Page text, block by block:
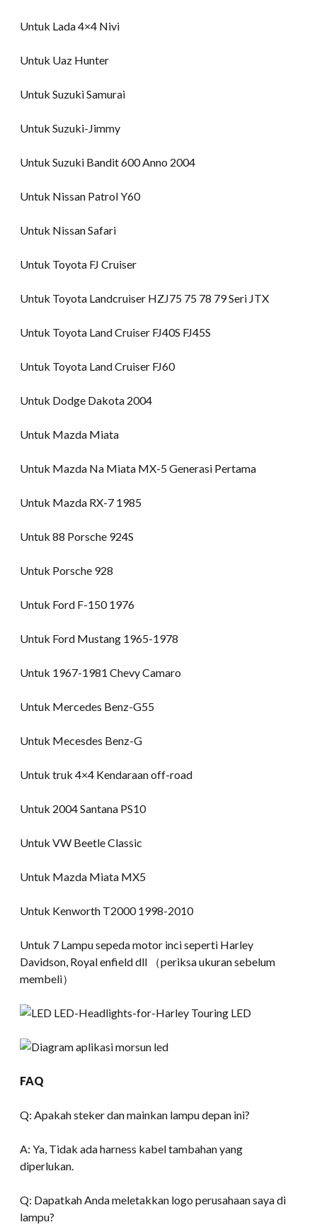
Untuk Lada 4×4 Nivi
Untuk Uaz Hunter
Untuk Suzuki Samurai
Untuk Suzuki-Jimmy
Untuk Suzuki Bandit 600 Anno 2004
Untuk Nissan Patrol Y60
Untuk Nissan Safari
Untuk Toyota FJ Cruiser
Untuk Toyota Landcruiser HZJ75 75 78 79 Seri JTX
Untuk Toyota Land Cruiser FJ40S FJ45S
Untuk Toyota Land Cruiser FJ60
Untuk Dodge Dakota 2004
Untuk Mazda Miata
Untuk Mazda Na Miata MX-5 Generasi Pertama
Untuk Mazda RX-7 1985
Untuk 88 Porsche 924S
Untuk Porsche 928
Untuk Ford F-150 1976
Untuk Ford Mustang 1965-1978
Untuk 1967-1981 Chevy Camaro
Untuk Mercedes Benz-G55
Untuk Mecesdes Benz-G
Untuk truk 4×4 Kendaraan off-road
Untuk 2004 Santana PS10
Untuk VW Beetle Classic
Untuk Mazda Miata MX5
Untuk Kenworth T2000 1998-2010
Untuk 7 Lampu sepeda motor inci seperti Harley
Davidson, Royal enfield dll （periksa ukuran sebelum
membeli）
FAQ
Q: Apakah steker dan mainkan lampu depan ini?
A: Ya, Tidak ada harness kabel tambahan yang
diperlukan.
Q: Dapatkah Anda meletakkan logo perusahaan saya di
lampu?